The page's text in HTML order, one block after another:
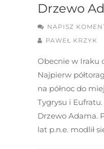
Drzewo
NAPISZ
PAWEŁ KRZYK
Obecnie w Iraku
Najpierw
na północ do
Tygrysu i
Drzewo Adama.
lat p.n.e. modlił